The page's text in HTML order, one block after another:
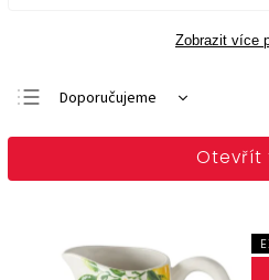
Zobrazit více
Doporučujeme
Nejlevnější
Abecedně
Otevřít